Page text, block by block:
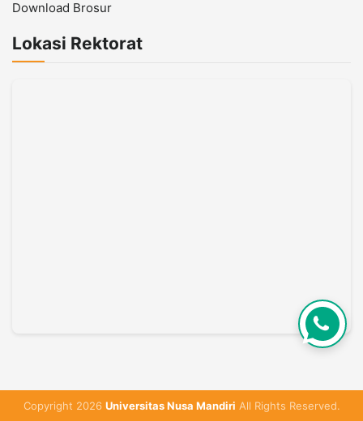
Download Brosur
Lokasi Rektorat
Copyright 2026 Universitas Nusa Mandiri All Rights Reserved.